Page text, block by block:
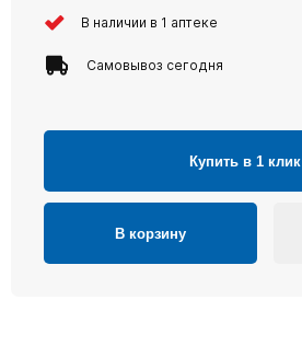
В наличии в 1 аптеке
Самовывоз сегодня
Купить в 1 клик
В корзину